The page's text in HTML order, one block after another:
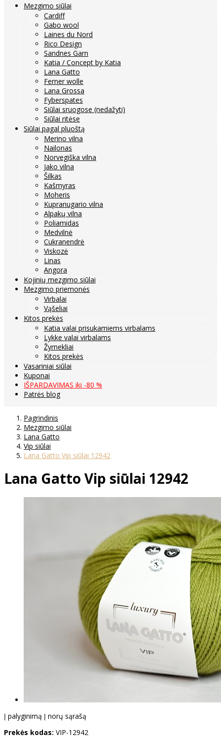
Mezgimo siūlai
Cardiff
Gabo wool
Laines du Nord
Rico Design
Sandnes Garn
Katia / Concept by Katia
Lana Gatto
Ferner wolle
Lana Grossa
Fyberspates
Siūlai sruogose (nedažyti)
Siūlai ritėse
Siūlai pagal pluoštą
Merino vilna
Nailonas
Norvegiška vilna
Jako vilna
Šilkas
Kašmyras
Moheris
Kupranugario vilna
Alpakų vilna
Poliamidas
Medvilnė
Cukranendrė
Viskozė
Linas
Angora
Kojinių mezgimo siūlai
Mezgimo priemonės
Virbalai
Vąšeliai
Kitos prekės
Katia valai prisukamiems virbalams
Lykke valai virbalams
Žymekliai
Kitos prekės
Vasariniai siūlai
Kuponai
IŠPARDAVIMAS iki -80 %
Patrės blog
Pagrindinis
Mezgimo siūlai
Lana Gatto
Vip siūlai
Lana Gatto Vip siūlai 12942
Lana Gatto Vip siūlai 12942
Į palyginimą Į norų sąrašą
Prekės kodas: VIP-12942